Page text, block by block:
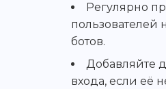
Регулярно
пользователей
ботов.
Добавляйте
входа, если её